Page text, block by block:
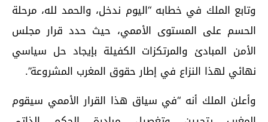
وتابع الملك في خطابه “اليوم ندخل، والحمد لله، مرحلة
الحسم على المستوى الأممي، حيث حدد قرار مجلس
الأمن المبادئ والمرتكزات الكفيلة بإيجاد حل سياسي
نهائي لهذا النزاع في إطار حقوق المغرب المشروعة”.
وأعلن الملك أنه “في سياق هذا القرار الأممي سيقوم